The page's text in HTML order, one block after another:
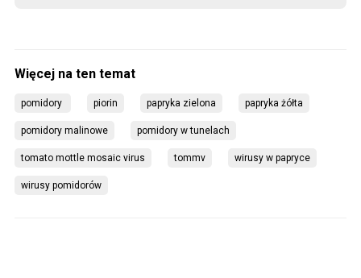
pomidory piorin papryka zielona papryka żółta
pomidory malinowe pomidory w tunelach
tomato mottle mosaic virus tommv wirusy w papryce
wirusy pomidorów